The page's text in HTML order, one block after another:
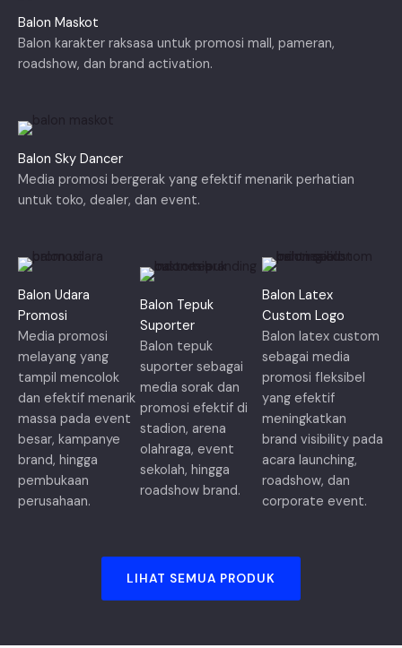
Balon Maskot
Balon karakter raksasa untuk promosi mall, pameran,
roadshow, dan brand activation.
Balon Sky Dancer
Media promosi bergerak yang efektif menarik perhatian
untuk toko, dealer, dan event.
Balon Udara
Promosi
Media promosi
melayang yang
tampil mencolok
dan efektif menarik
massa pada event
besar, kampanye
brand, hingga
pembukaan
perusahaan.
Balon Tepuk
Suporter
Balon tepuk
suporter sebagai
media sorak dan
promosi efektif di
stadion, arena
olahraga, event
sekolah, hingga
roadshow brand.
Balon Latex
Custom Logo
Balon latex custom
sebagai media
promosi fleksibel
yang efektif
meningkatkan
brand visibility pada
acara launching,
roadshow, dan
corporate event.
LIHAT SEMUA PRODUK